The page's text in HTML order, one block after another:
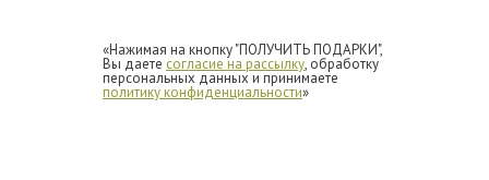
«Нажимая на кнопку "ПОЛУЧИТЬ ПОДАРКИ",
Вы даете согласие на рассылку, обработку
персональных данных и принимаете
политику конфиденциальности»